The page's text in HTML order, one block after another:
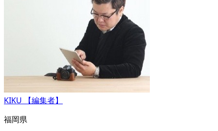
KIKU 【編集者】
福岡県